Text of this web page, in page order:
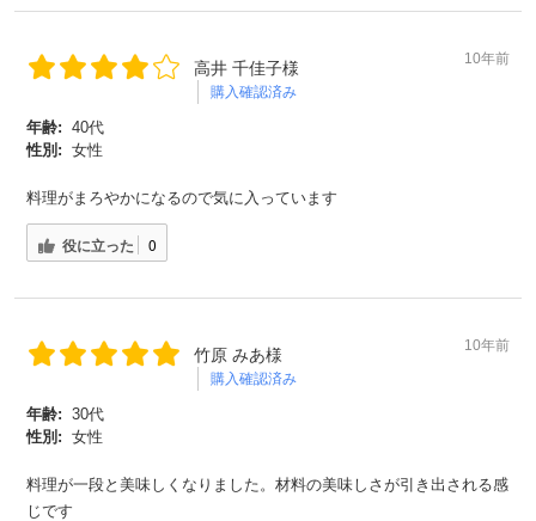
高井 千佳子様
購入確認済み
10年前
年齢: 40代
性別: 女性
料理がまろやかになるので気に入っています
役に立った 0
竹原 みあ様
購入確認済み
10年前
年齢: 30代
性別: 女性
料理が一段と美味しくなりました。材料の美味しさが引き出される感
じです